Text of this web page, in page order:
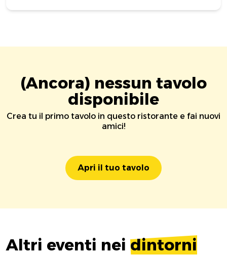
(Ancora) nessun tavolo
disponibile
Crea tu il primo tavolo in questo ristorante e fai nuovi
amici!
Apri il tuo tavolo
Altri eventi nei dintorni